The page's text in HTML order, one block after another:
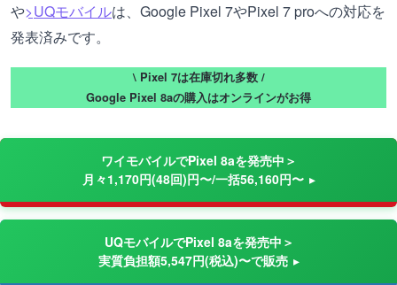
や>UQモバイルは、Google Pixel 7やPixel 7 proへの対応を
発表済みです。
\ Pixel 7は在庫切れ多数 /
Google Pixel 8aの購入はオンラインがお得
ワイモバイルでPixel 8aを発売中＞
月々1,170円(48回)円〜/一括56,160円〜
UQモバイルでPixel 8aを発売中＞
実質負担額5,547円(税込)〜で販売